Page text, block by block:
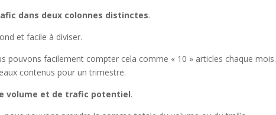
dans deux colonnes distinctes.
et facile à diviser.
pouvons facilement compter cela comme « 10 » articles chaque mois.
contenus pour un trimestre.
volume et de trafic potentiel.